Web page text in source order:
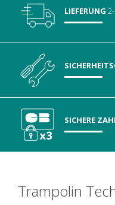
LIEFERUNG
SICHERE
Trampolin